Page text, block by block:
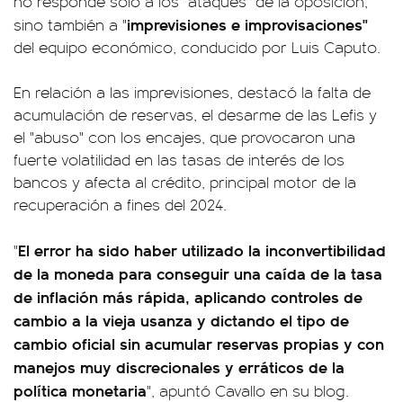
sino también a "imprevisiones e improvisaciones"
del equipo económico, conducido por Luis Caputo.
En relación a las imprevisiones, destacó la falta de
acumulación de reservas, el desarme de las Lefis y
el "abuso" con los encajes, que provocaron una
fuerte volatilidad en las tasas de interés de los
bancos y afecta al crédito, principal motor de la
recuperación a fines del 2024.
"El error ha sido haber utilizado la inconvertibilidad
de la moneda para conseguir una caída de la tasa
de inflación más rápida, aplicando controles de
cambio a la vieja usanza y dictando el tipo de
cambio oficial sin acumular reservas propias y con
manejos muy discrecionales y erráticos de la
política monetaria", apuntó Cavallo en su blog.